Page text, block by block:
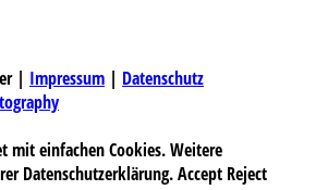
| Impressum | Datenschutz
mit einfachen Cookies. Weitere
Datenschutzerklärung.Accept Reject